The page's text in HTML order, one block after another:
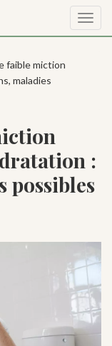
la
faible miction
maladies
:
possibles